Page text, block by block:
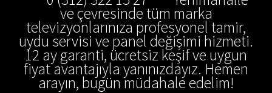
ve çevresinde tüm marka
televizyonlarınıza profesyonel tamir,
uydu servisi ve panel değişimi hizmeti.
12 ay garanti, ücretsiz keşif ve uygun
fiyat avantajıyla yanınızdayız. Hemen
arayın, bugün müdahale edelim!